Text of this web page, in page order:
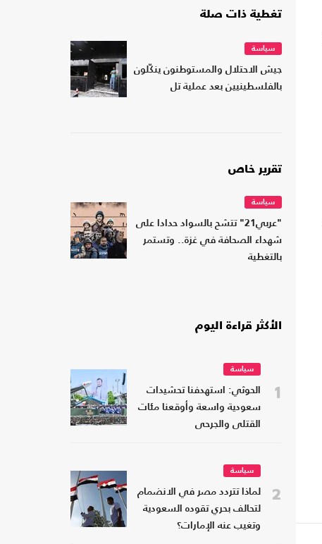
تغطية ذات صلة
سياسة
جيش الاحتلال والمستوطنون ينكّلون
بالفلسطينيين بعد عملية تل
تقرير خاص
سياسة
"عربي21" تتشح بالسواد حدادا على
شهداء الصحافة في غزة.. وتستمر
بالتغطية
الأكثر قراءة اليوم
1
سياسة
الحوثي: استهدفنا تحشيدات
سعودية واسعة وأوقعنا مئات
القتلى والجرحى
2
سياسة
لماذا تتردد مصر في الانضمام
لتحالف بحري تقوده السعودية
وتغيب عنه الإمارات؟